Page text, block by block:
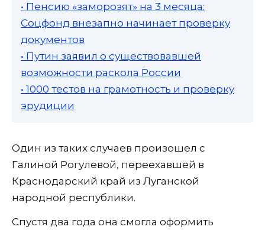
• Пенсию «заморозят» на 3 месяца:
Соцфонд внезапно начинает проверку
документов
• Путин заявил о существовавшей
возможности раскола России
• 1000 тестов на грамотность и проверку
эрудиции
Один из таких случаев произошел с
Галиной Рогулевой, переехавшей в
Краснодарский край из Луганской
народной республики.
Спустя два года она смогла оформить